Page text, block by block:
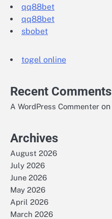
qq88bet
qq88bet
sbobet
togel online
Recent Comments
A WordPress Commenter on
Archives
August 2026
July 2026
June 2026
May 2026
April 2026
March 2026